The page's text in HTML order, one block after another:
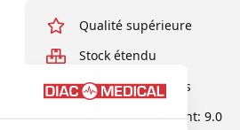
Qualité supérieure
Stock étendu
Experts en affaires
Évaluation du client: 9.0